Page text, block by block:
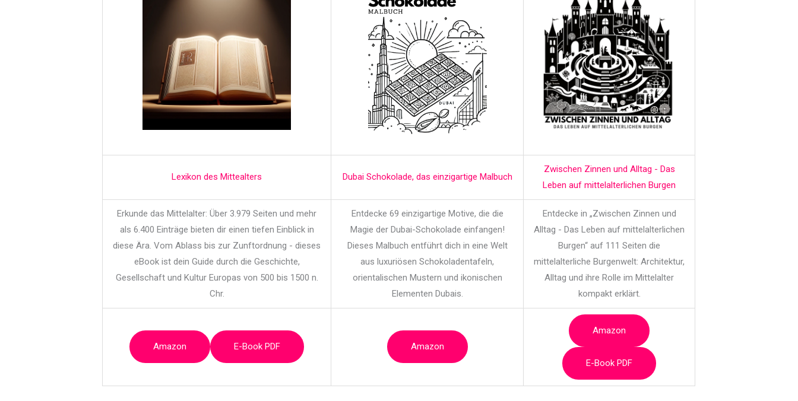
Lexikon des Mittealters Dubai Schokolade, das einzigartige Malbuch
Zwischen Zinnen und Alltag - Das
Leben auf mittelalterlichen Burgen
Erkunde das Mittelalter: Über 3.979 Seiten und mehr
als 6.400 Einträge bieten dir einen tiefen Einblick in
diese Ära. Vom Ablass bis zur Zunftordnung - dieses
eBook ist dein Guide durch die Geschichte,
Gesellschaft und Kultur Europas von 500 bis 1500 n.
Chr.
Entdecke 69 einzigartige Motive, die die
Magie der Dubai-Schokolade einfangen!
Dieses Malbuch entführt dich in eine Welt
aus luxuriösen Schokoladentafeln,
orientalischen Mustern und ikonischen
Elementen Dubais.
Entdecke in „Zwischen Zinnen und
Alltag - Das Leben auf mittelalterlichen
Burgen“ auf 111 Seiten die
mittelalterliche Burgenwelt: Architektur,
Alltag und ihre Rolle im Mittelalter
kompakt erklärt.
Amazon E-Book PDF Amazon
Amazon
E-Book PDF